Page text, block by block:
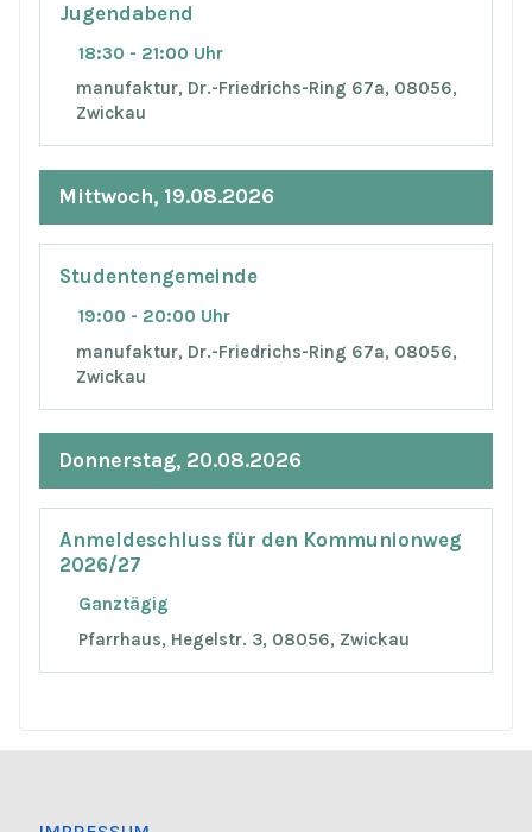
Jugendabend
18:30 - 21:00 Uhr
manufaktur, Dr.-Friedrichs-Ring 67a, 08056,
Zwickau
Mittwoch, 19.08.2026
Studentengemeinde
19:00 - 20:00 Uhr
manufaktur, Dr.-Friedrichs-Ring 67a, 08056,
Zwickau
Donnerstag, 20.08.2026
Anmeldeschluss für den Kommunionweg
2026/27
Ganztägig
Pfarrhaus, Hegelstr. 3, 08056, Zwickau